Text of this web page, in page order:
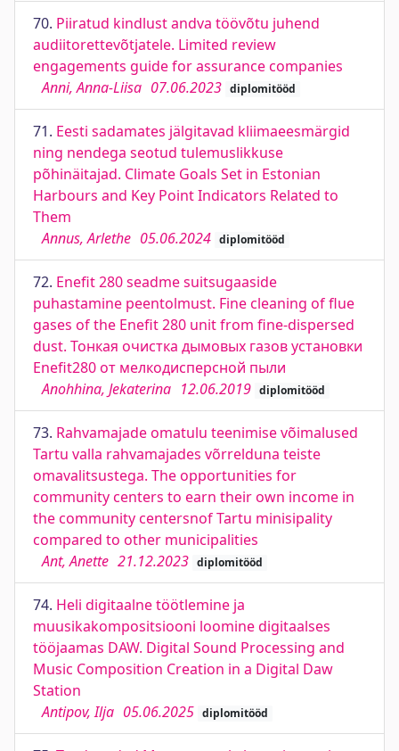
70. Piiratud kindlust andva töövõtu juhend
audiitorettevõtjatele. Limited review
engagements guide for assurance companies
Anni, Anna-Liisa 07.06.2023 diplomitööd
71. Eesti sadamates jälgitavad kliimaeesmärgid
ning nendega seotud tulemuslikkuse
põhinäitajad. Climate Goals Set in Estonian
Harbours and Key Point Indicators Related to
Them
Annus, Arlethe 05.06.2024 diplomitööd
72. Enefit 280 seadme suitsugaaside
puhastamine peentolmust. Fine cleaning of flue
gases of the Enefit 280 unit from fine-dispersed
dust. Тонкая очистка дымовых газов установки
Enefit280 от мелкодисперсной пыли
Anohhina, Jekaterina 12.06.2019 diplomitööd
73. Rahvamajade omatulu teenimise võimalused
Tartu valla rahvamajades võrrelduna teiste
omavalitsustega. The opportunities for
community centers to earn their own income in
the community centersnof Tartu minisipality
compared to other municipalities
Ant, Anette 21.12.2023 diplomitööd
74. Heli digitaalne töötlemine ja
muusikakompositsiooni loomine digitaalses
tööjaamas DAW. Digital Sound Processing and
Music Composition Creation in a Digital Daw
Station
Antipov, Ilja 05.06.2025 diplomitööd